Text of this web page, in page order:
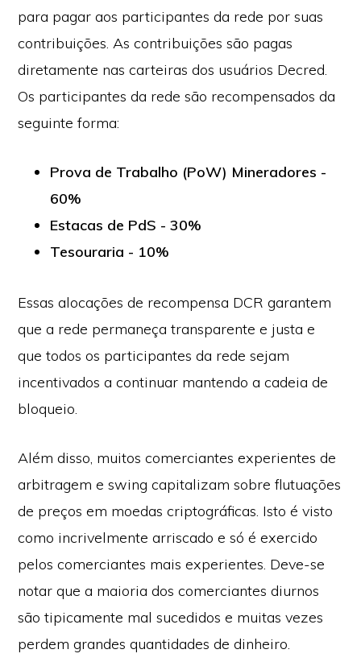
para pagar aos participantes da rede por suas
contribuições. As contribuições são pagas
diretamente nas carteiras dos usuários Decred.
Os participantes da rede são recompensados da
seguinte forma:
Prova de Trabalho (PoW) Mineradores -
60%
Estacas de PdS - 30%
Tesouraria - 10%
Essas alocações de recompensa DCR garantem
que a rede permaneça transparente e justa e
que todos os participantes da rede sejam
incentivados a continuar mantendo a cadeia de
bloqueio.
Além disso, muitos comerciantes experientes de
arbitragem e swing capitalizam sobre flutuações
de preços em moedas criptográficas. Isto é visto
como incrivelmente arriscado e só é exercido
pelos comerciantes mais experientes. Deve-se
notar que a maioria dos comerciantes diurnos
são tipicamente mal sucedidos e muitas vezes
perdem grandes quantidades de dinheiro.